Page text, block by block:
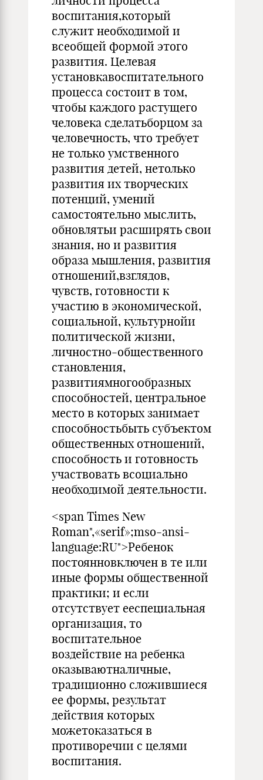
воспитания,который
служит необходимой и
всеобщей формой этого
развития. Целевая
установкавоспитательного
процесса состоит в том,
чтобы каждого растущего
человека сделатьборцом за
человечность, что требует
не только умственного
развития детей, нетолько
развития их творческих
потенций, умений
самостоятельно мыслить,
обновлятьи расширять свои
знания, но и развития
образа мышления, развития
отношений,взглядов,
чувств, готовности к
участию в экономической,
социальной, культурнойи
политической жизни,
личностно-общественного
становления,
развитиямногообразных
способностей, центральное
место в которых занимает
способностьбыть субъектом
общественных отношений,
способность и готовность
участвовать всоциально
необходимой деятельности.
<span Times New
Roman",«serif»;mso-ansi-
language:RU">Ребенок
постоянновключен в те или
иные формы общественной
практики; и если
отсутствует ееспециальная
организация, то
воспитательное
воздействие на ребенка
оказываютналичные,
традиционно сложившиеся
ее формы, результат
действия которых
можетоказаться в
противоречии с целями
воспитания.